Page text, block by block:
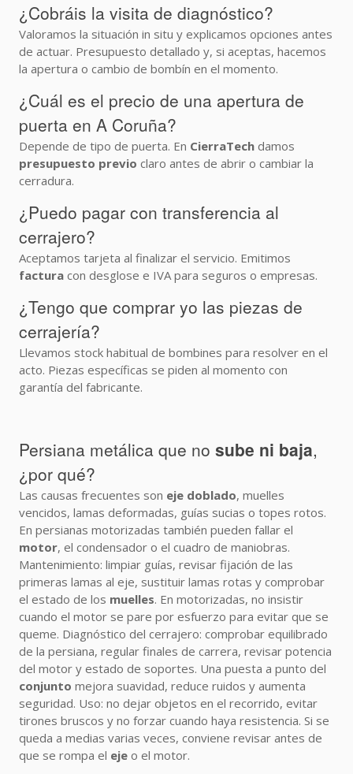
¿Cobráis la visita de diagnóstico?
Valoramos la situación in situ y explicamos opciones antes
de actuar. Presupuesto detallado y, si aceptas, hacemos
la apertura o cambio de bombín en el momento.
¿Cuál es el precio de una apertura de
puerta en A Coruña?
Depende de tipo de puerta. En CierraTech damos
presupuesto previo claro antes de abrir o cambiar la
cerradura.
¿Puedo pagar con transferencia al
cerrajero?
Aceptamos tarjeta al finalizar el servicio. Emitimos
factura con desglose e IVA para seguros o empresas.
¿Tengo que comprar yo las piezas de
cerrajería?
Llevamos stock habitual de bombines para resolver en el
acto. Piezas específicas se piden al momento con
garantía del fabricante.
Persiana metálica que no sube ni baja,
¿por qué?
Las causas frecuentes son eje doblado, muelles
vencidos, lamas deformadas, guías sucias o topes rotos.
En persianas motorizadas también pueden fallar el
motor, el condensador o el cuadro de maniobras.
Mantenimiento: limpiar guías, revisar fijación de las
primeras lamas al eje, sustituir lamas rotas y comprobar
el estado de los muelles. En motorizadas, no insistir
cuando el motor se pare por esfuerzo para evitar que se
queme. Diagnóstico del cerrajero: comprobar equilibrado
de la persiana, regular finales de carrera, revisar potencia
del motor y estado de soportes. Una puesta a punto del
conjunto mejora suavidad, reduce ruidos y aumenta
seguridad. Uso: no dejar objetos en el recorrido, evitar
tirones bruscos y no forzar cuando haya resistencia. Si se
queda a medias varias veces, conviene revisar antes de
que se rompa el eje o el motor.